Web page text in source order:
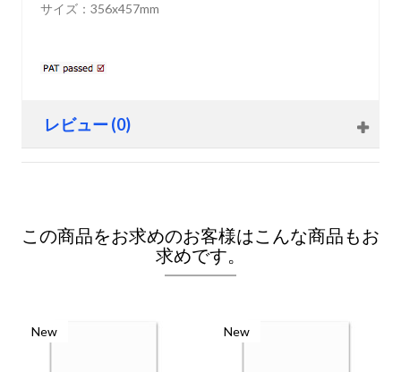
サイズ：356x457mm
レビュー (0)
この商品をお求めのお客様はこんな商品もお
求めです。
New New